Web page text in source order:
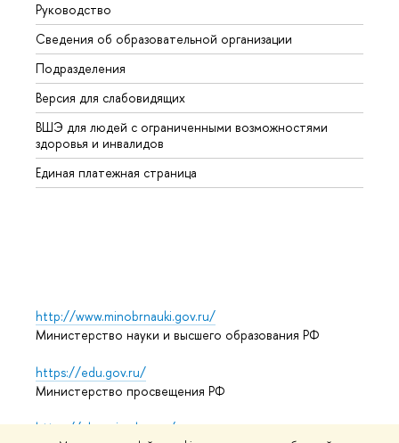
Руководство
Сведения об образовательной организации
Подразделения
Версия для слабовидящих
ВШЭ для людей с ограниченными возможностями
здоровья и инвалидов
Единая платежная страница
http://www.minobrnauki.gov.ru/
Министерство науки и высшего образования РФ
https://edu.gov.ru/
Министерство просвещения РФ
https://elearning.hse.ru/mooc